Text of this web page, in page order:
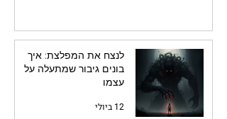
לנצח את המפלצת: איך
בונים גיבור שמתעלה על
עצמו
12 ביולי